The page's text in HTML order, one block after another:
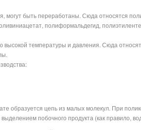
могут быть переработаны. Сюда относятся
полиформальдегид,
температуры и давления. Сюда
.
образуется цепь из малых молекул. При
побочного продукта (как правило,